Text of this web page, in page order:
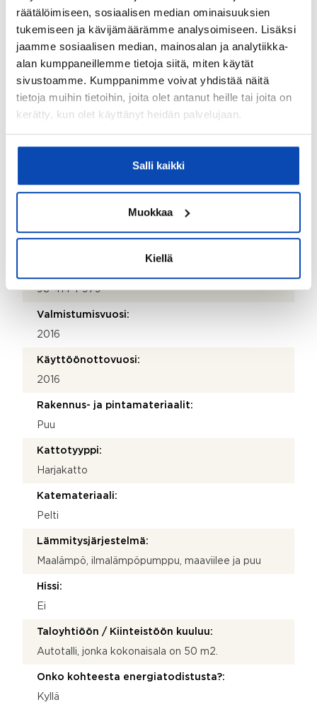
räätälöimiseen, sosiaalisen median ominaisuuksien
tukemiseen ja kävijämäärämme analysoimiseen. Lisäksi
jaamme sosiaalisen median, mainosalan ja analytiikka-
alan kumppaneillemme tietoja siitä, miten käytät
sivustoamme. Kumppanimme voivat yhdistää näitä
tietoja muihin tietoihin, joita olet antanut heille tai joita on
kerätty, kun olet käyttänyt heidän palvelujaan.
Salli kaikki
Muokkaa
Kiellä
Ei
Kyllä
Kohteen yleiskunto:
Hyvä
Ei
Autotallin hyllyt.
Kiinteistö
98-414-1-979
Valmistumisvuosi:
2016
Käyttöönottovuosi:
2016
Rakennus- ja pintamateriaalit:
Puu
Kattotyyppi:
Harjakatto
Katemateriaali:
Pelti
Lämmitysjärjestelmä:
Maalämpö, ilmalämpöpumppu, maaviilee ja puu
Hissi:
Ei
Taloyhtiöön / Kiinteistöön kuuluu:
Autotalli, jonka kokonaisala on 50 m2.
Onko kohteesta energiatodistusta?:
Kyllä